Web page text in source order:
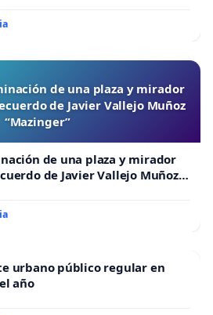
de una plaza y mirador
de Javier Vallejo Muñoz
“Mazinger”
de una plaza y mirador
de Javier Vallejo Muñoz
urbano público regular en
año